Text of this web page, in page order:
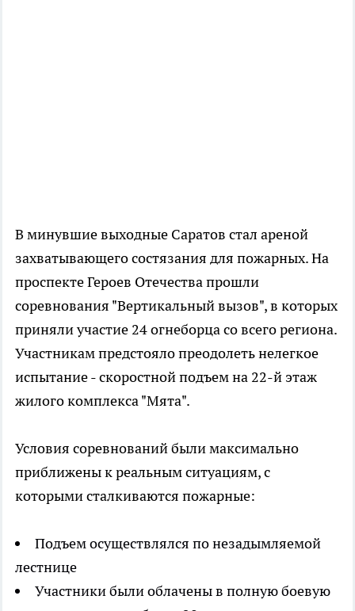
В минувшие выходные Саратов стал ареной
захватывающего состязания для пожарных. На
проспекте Героев Отечества прошли
соревнования "Вертикальный вызов", в которых
приняли участие 24 огнеборца со всего региона.
Участникам предстояло преодолеть нелегкое
испытание - скоростной подъем на 22-й этаж
жилого комплекса "Мята".
Условия соревнований были максимально
приближены к реальным ситуациям, с
которыми сталкиваются пожарные:
Подъем осуществлялся по незадымляемой
лестнице
Участники были облачены в полную боевую